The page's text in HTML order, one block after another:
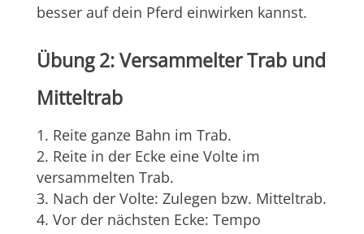
besser auf dein Pferd einwirken kannst.
Übung 2: Versammelter Trab und
Mitteltrab
Reite ganze Bahn im Trab.
Reite in der Ecke eine Volte im
versammelten Trab.
Nach der Volte: Zulegen bzw. Mitteltrab.
Vor der nächsten Ecke: Tempo